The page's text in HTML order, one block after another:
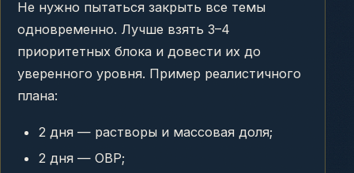
Не нужно пытаться закрыть все темы
одновременно. Лучше взять 3–4
приоритетных блока и довести их до
уверенного уровня. Пример реалистичного
плана:
2 дня — растворы и массовая доля;
2 дня — ОВР;